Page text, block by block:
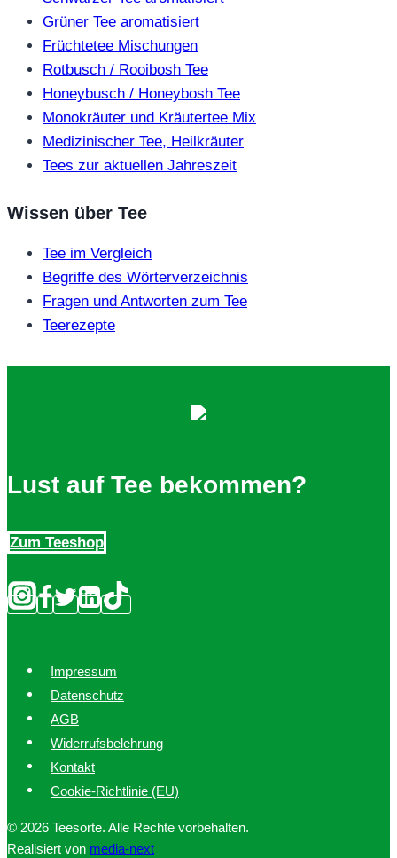
Grüner Tee aromatisiert
Früchtetee Mischungen
Rotbusch / Rooibosh Tee
Honeybusch / Honeybosh Tee
Monokräuter und Kräutertee Mix
Medizinischer Tee, Heilkräuter
Tees zur aktuellen Jahreszeit
Wissen über Tee
Tee im Vergleich
Begriffe des Wörterverzeichnis
Fragen und Antworten zum Tee
Teerezepte
Lust auf Tee bekommen?
Zum Teeshop
Impressum
Datenschutz
AGB
Widerrufsbelehrung
Kontakt
Cookie-Richtlinie (EU)
© 2026 Teesorte. Alle Rechte vorbehalten.
Realisiert von media-next